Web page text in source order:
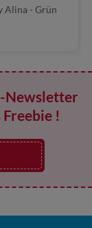
Alina - Grün
Newsletter
!